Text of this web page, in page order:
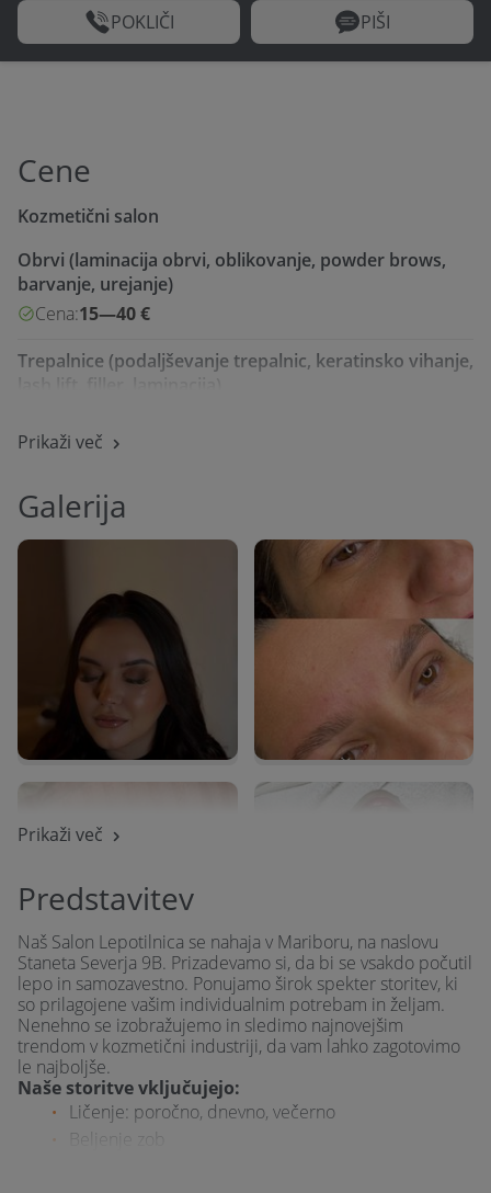
POKLIČI PIŠI
Cene
Kozmetični salon
Obrvi (laminacija obrvi, oblikovanje, powder brows,
barvanje, urejanje)
Cena:15—40 €
Trepalnice (podaljševanje trepalnic, keratinsko vihanje,
Cena:25—80 €
55—70 €
Spray tan, samoporjavitev
od 35 €
Depilacija, epilacija
35—50 €
lakiranje, poly gel)
Cena:35—60 €
Poročni nohti
Cena:35—60 €
Lepotni posegi
Prikaži več
Galerija
Prikaži več
Predstavitev
Naš Salon Lepotilnica se nahaja v Mariboru, na naslovu
Staneta Severja 9B. Prizadevamo si, da bi se vsakdo počutil
lepo in samozavestno. Ponujamo širok spekter storitev, ki
so prilagojene vašim individualnim potrebam in željam.
Nenehno se izobražujemo in sledimo najnovejšim
trendom v kozmetični industriji, da vam lahko zagotovimo
le najboljše.
Naše storitve vključujejo:
Ličenje: poročno, dnevno, večerno
Beljenje zob